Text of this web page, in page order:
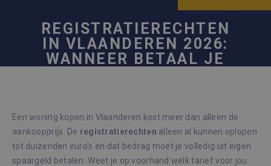
REGISTRATIERECHTEN
IN VLAANDEREN 2026:
WANNEER BETAAL JE
Een woning kopen in Vlaanderen kost meer dan alleen de
aankoopprijs. De registratierechten alleen al kunnen oplopen
tot duizenden euro’s en dat bedrag moet je volledig uit eigen
spaargeld betalen. Weet je op voorhand welk tarief voor jou